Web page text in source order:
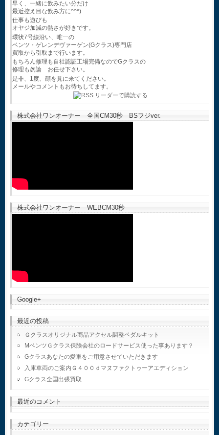
早く、一緒に飲みたい分だけ
最近控え目な飲み方に^^*)
仕事も遊びも
オヤジ加減の熱さが好きです。
環状7号線沿い、唯一の
ベンツ・ゲレンデヴァーゲン(Gクラス)専門店
買取から引取まで行います。
もちろん修理も自社認証工場完備なのでGクラスの
修理も勿論 お任せ下さい。
是非、1度、顔を見に来てください。
メールやコメントもお待ちしてます。
株式会社ワンオーナー 全国CM30秒 BSフジver.
株式会社ワンオーナー WEBCM30秒
Google+
最近の投稿
Ｇクラスオリジナル商品アクセル調整ペダルキット
MベンツＧクラス保険会社のロードサービス使った事あります？
Gクラスあなたの愛車をご用意させていただきます
入庫車両のご案内Ｇ４００ｄマヌファクトゥーアエディション
Gクラス全国出張買取
最近のコメント
カテゴリー